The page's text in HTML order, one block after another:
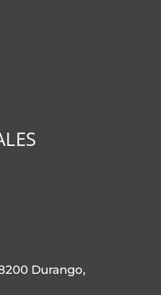
Durango,